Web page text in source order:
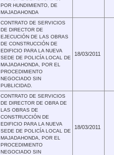
POR HUNDIMIENTO, DE
MAJADAHONDA
CONTRATO DE SERVICIOS
DE DIRECTOR DE
EJECUCIÓN DE LAS OBRAS
DE CONSTRUCCIÓN DE
EDIFICIO PARA LA NUEVA
SEDE DE POLICÍA LOCAL DE
MAJADAHONDA, POR EL
PROCEDIMIENTO
NEGOCIADO SIN
PUBLICIDAD.
18/03/2011
CONTRATO DE SERVICIOS
DE DIRECTOR DE OBRA DE
LAS OBRAS DE
CONSTRUCCIÓN DE
EDIFICIO PARA LA NUEVA
SEDE DE POLICÍA LOCAL DE
MAJADAHONDA, POR EL
PROCEDIMIENTO
NEGOCIADO SIN
18/03/2011